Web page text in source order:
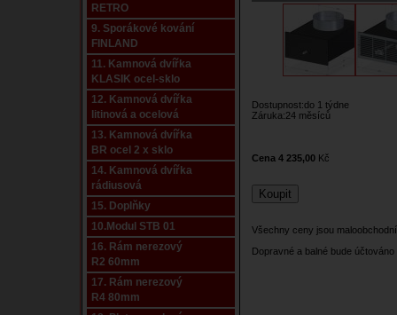
RETRO
9. Sporákové kování
FINLAND
11. Kamnová dvířka
KLASIK ocel-sklo
12. Kamnová dvířka
litinová a ocelová
13. Kamnová dvířka
BR ocel 2 x sklo
14. Kamnová dvířka
rádiusová
15. Doplňky
10.Modul STB 01
16. Rám nerezový
R2 60mm
17. Rám nerezový
R4 80mm
Dostupnost:do 1 týdne
Záruka:24 měsíců
Cena 4 235,00 Kč
Všechny ceny jsou
Dopravné a balné bude